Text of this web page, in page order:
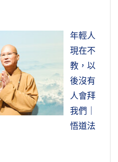
年輕人
現在不
教，以
後沒有
人會拜
我們｜
悟道法